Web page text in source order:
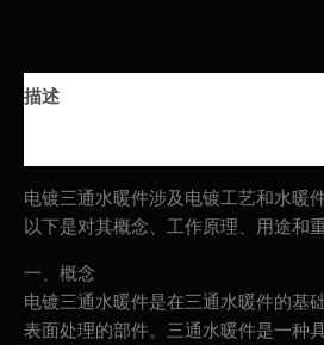
描述
电镀三通水暖件涉及电镀工艺和水暖
以下是对其概念、工作原理、用途和
一、概念
电镀三通水暖件是在三通水暖件的基
表面处理的部件。三通水暖件是一种